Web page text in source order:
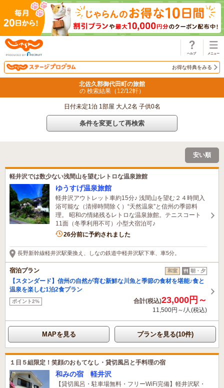
お得な特典をみる
北佐久郡御代田町の旅館
の 検索結果（ 12/12軒）
日付未定1泊 1部屋 大人2名 子供0名
条件を変更して再検索
安い順
軽井沢では数少ない浅間山を望むレトロな温泉旅館
ゆうすげ温泉旅館
軽井沢アウトレット車約15分♪ 浅間山を望む２４時間入
浴可能な（清掃時間除く）“天然温泉”と信州の季節料
理。 昭和の情緒残るレトロな温泉旅館。テニスコート
11面（冬季利用不可）小型犬宿泊可♪
2名がこの宿を見ています
26分前に予約されました
長野新幹線軽井沢駅乗換え、しなの鉄道中軽井沢駅下車、車5分。
宿泊プラン 和室 朝・夕
【スタンダード】信州の自然が育む新鮮な川魚と季節の食材を堪能♪食と
温泉を楽しむ1泊2食プラン
ポイント2% 合計(税込)23,000円～
11,500円～/人(税込)
MAPを見る プランを見る(10件)
１日５組限定！笑顔のおもてなし・貸切風呂と手料理の宿
和みの宿 軽井沢
【貸切風呂・駐車場無料・フリーWiFi完備】軽井沢駅・